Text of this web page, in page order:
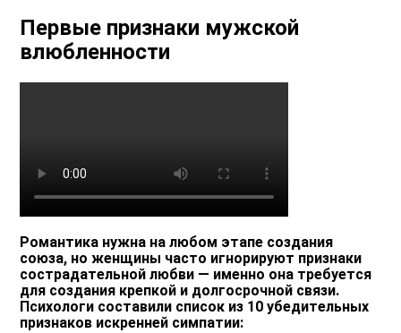
Первые признаки мужской
влюбленности
Романтика нужна на любом этапе создания
союза, но женщины часто игнорируют признаки
сострадательной любви — именно она требуется
для создания крепкой и долгосрочной связи.
Психологи составили список из 10 убедительных
признаков искренней симпатии: